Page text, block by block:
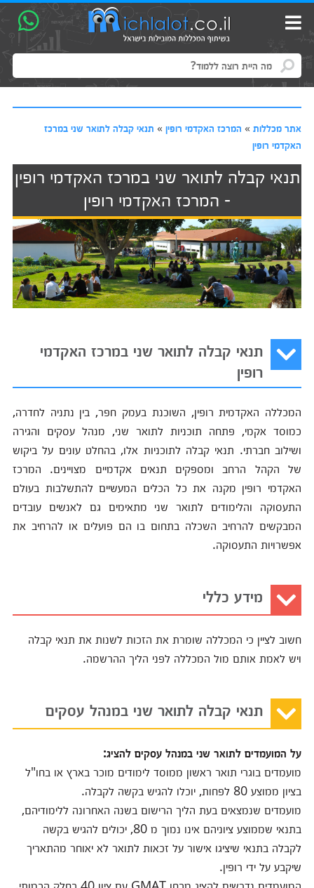
אתר מכללות» המרכז האקדמי רופין» תנאי קבלה לתואר שני במרכז
האקדמי רופין
תנאי קבלה לתואר שני במרכז האקדמי רופין
- המרכז האקדמי רופין
תנאי קבלה לתואר שני במרכז האקדמי
רופין
המכללה האקדמית רופין, השוכנת בעמק חפר, בין נתניה לחדרה,
כמוסד אקמי, פתחה תוכניות לתואר שני, מנהל עסקים והגירה
ושילוב חברתי. תנאי קבלה לתוכניות אלו, בהחלט עונים על ביקוש
של הקהל הרחב ומספקים תנאים אקדמיים מצויינים. המרכז
האקדמי רופין מקנה את כל הכלים המעשיים להתשלבות בעולם
התעסוקה והלימודים לתואר שני מתאימים גם לאנשים עובדים
המבקשים להרחיב השכלה בתחום בו הם פועלים או להרחיב את
אפשרויות התעסוקה.
מידע כללי
חשוב לציין כי המכללה שומרת את הזכות לשנות את תנאי קבלה
ויש לאמת אותם מול המכללה לפני הליך ההרשמה.
תנאי קבלה לתואר שני במנהל עסקים
על המועמדים לתואר שני במנהל עסקים להציג:
מועמדים בוגרי תואר ראשון ממוסד לימודים מוכר בארץ או בחו"ל
בציון ממוצע 80 לפחות, יוכלו להגיש בקשה לקבלה.
מועמדים שנמצאים בעת הליך הרישום בשנה האחרונה ללימודיהם,
בתנאי שממוצע ציוניהם אינו נמוך מ 80, יכולים להגיש בקשה
לקבלה בתנאי שיציגו אישור על זכאות לתואר לא יאוחר מהתאריך
שיקבע על ידי רופין.